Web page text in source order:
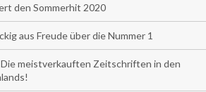
den Sommerhit 2020
aus Freude über die Nummer 1
meistverkauften Zeitschriften in den